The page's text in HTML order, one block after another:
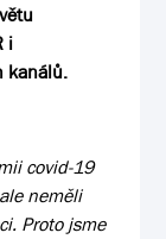
i
kanálů.
covid-19
neměli
Proto jsme